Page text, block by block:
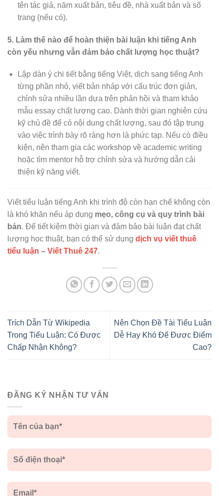
tên tác giả, năm xuất bản, tiêu đề, nhà xuất bản và số
trang (nếu có).
5. Làm thế nào để hoàn thiện bài luận khi tiếng Anh
còn yếu nhưng vẫn đảm bảo chất lượng học thuật?
Lập dàn ý chi tiết bằng tiếng Việt, dịch sang tiếng Anh
từng phần nhỏ, viết bản nháp với cấu trúc đơn giản,
chỉnh sửa nhiều lần dựa trên phản hồi và tham khảo
mẫu essay chất lượng cao. Dành thời gian nghiên cứu
kỹ chủ đề để có nội dung chất lượng, sau đó tập trung
vào việc trình bày rõ ràng hơn là phức tạp. Nếu có điều
kiện, nên tham gia các workshop về academic writing
hoặc tìm mentor hỗ trợ chỉnh sửa và hướng dẫn cải
thiện kỹ năng viết.
Viết tiểu luận tiếng Anh khi trình độ còn hạn chế không còn
là khó khăn nếu áp dụng mẹo, công cụ và quy trình bài
bản. Để tiết kiệm thời gian và đảm bảo bài luận đạt chất
lượng học thuật, bạn có thể sử dụng dịch vụ viết thuê
tiểu luận – Viết Thuê 247.
Trích Dẫn Từ Wikipedia
Trong Tiểu Luận: Có Được
Chấp Nhận Không?
Nên Chọn Đề Tài Tiểu Luận
Dễ Hay Khó Để Được Điểm
Cao?
ĐĂNG KÝ NHẬN TƯ VẤN